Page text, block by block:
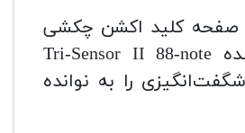
صفحه کلید اکشن چکشی
مقیاس‌بندی شده Tri-Sensor II 88-note
را به نوانده